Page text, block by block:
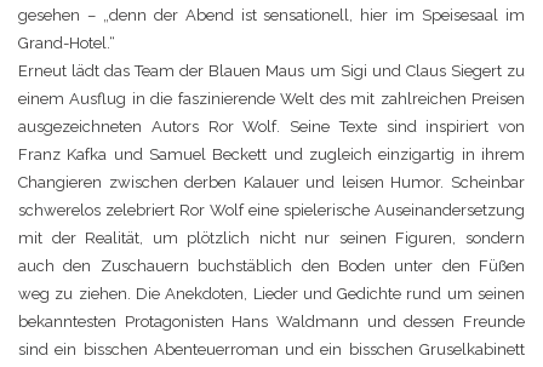
gesehen – „denn der Abend ist sensationell, hier im Speisesaal im
Grand-Hotel.“
Erneut lädt das Team der Blauen Maus um Sigi und Claus Siegert zu
einem Ausflug in die faszinierende Welt des mit zahlreichen Preisen
ausgezeichneten Autors Ror Wolf. Seine Texte sind inspiriert von
Franz Kafka und Samuel Beckett und zugleich einzigartig in ihrem
Changieren zwischen derben Kalauer und leisen Humor. Scheinbar
schwerelos zelebriert Ror Wolf eine spielerische Auseinandersetzung
mit der Realität, um plötzlich nicht nur seinen Figuren, sondern
auch den Zuschauern buchstäblich den Boden unter den Füßen
weg zu ziehen. Die Anekdoten, Lieder und Gedichte rund um seinen
bekanntesten Protagonisten Hans Waldmann und dessen Freunde
sind ein bisschen Abenteuerroman und ein bisschen Gruselkabinett